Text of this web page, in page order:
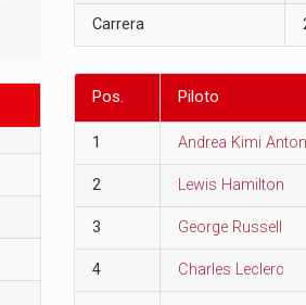
Carrera
Pos. Piloto
1 Andrea Kimi
2 Lewis Hamilton
3 George Russell
4 Charles Leclerc